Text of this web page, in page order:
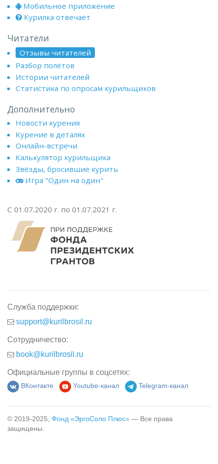
Мобильное приложение
Курилка отвечает
Читатели
Отзывы читателей
Разбор полётов
Истории читателей
Статистика по опросам курильщиков
Дополнительно
Новости курения
Курение в деталях
Онлайн-встречи
Калькулятор курильщика
Звёзды, бросившие курить
Игра "Один на один"
С 01.07.2020 г. по 01.07.2021 г.
Служба поддержки:
support@kurilbrosil.ru
Сотрудничество:
book@kurilbrosil.ru
Официальные группы в соцсетях:
ВКонтакте Youtube-канал Telegram-канал
© 2019-2025, Фонд «ЭргоСоло Плюс» — Все права
защищены.